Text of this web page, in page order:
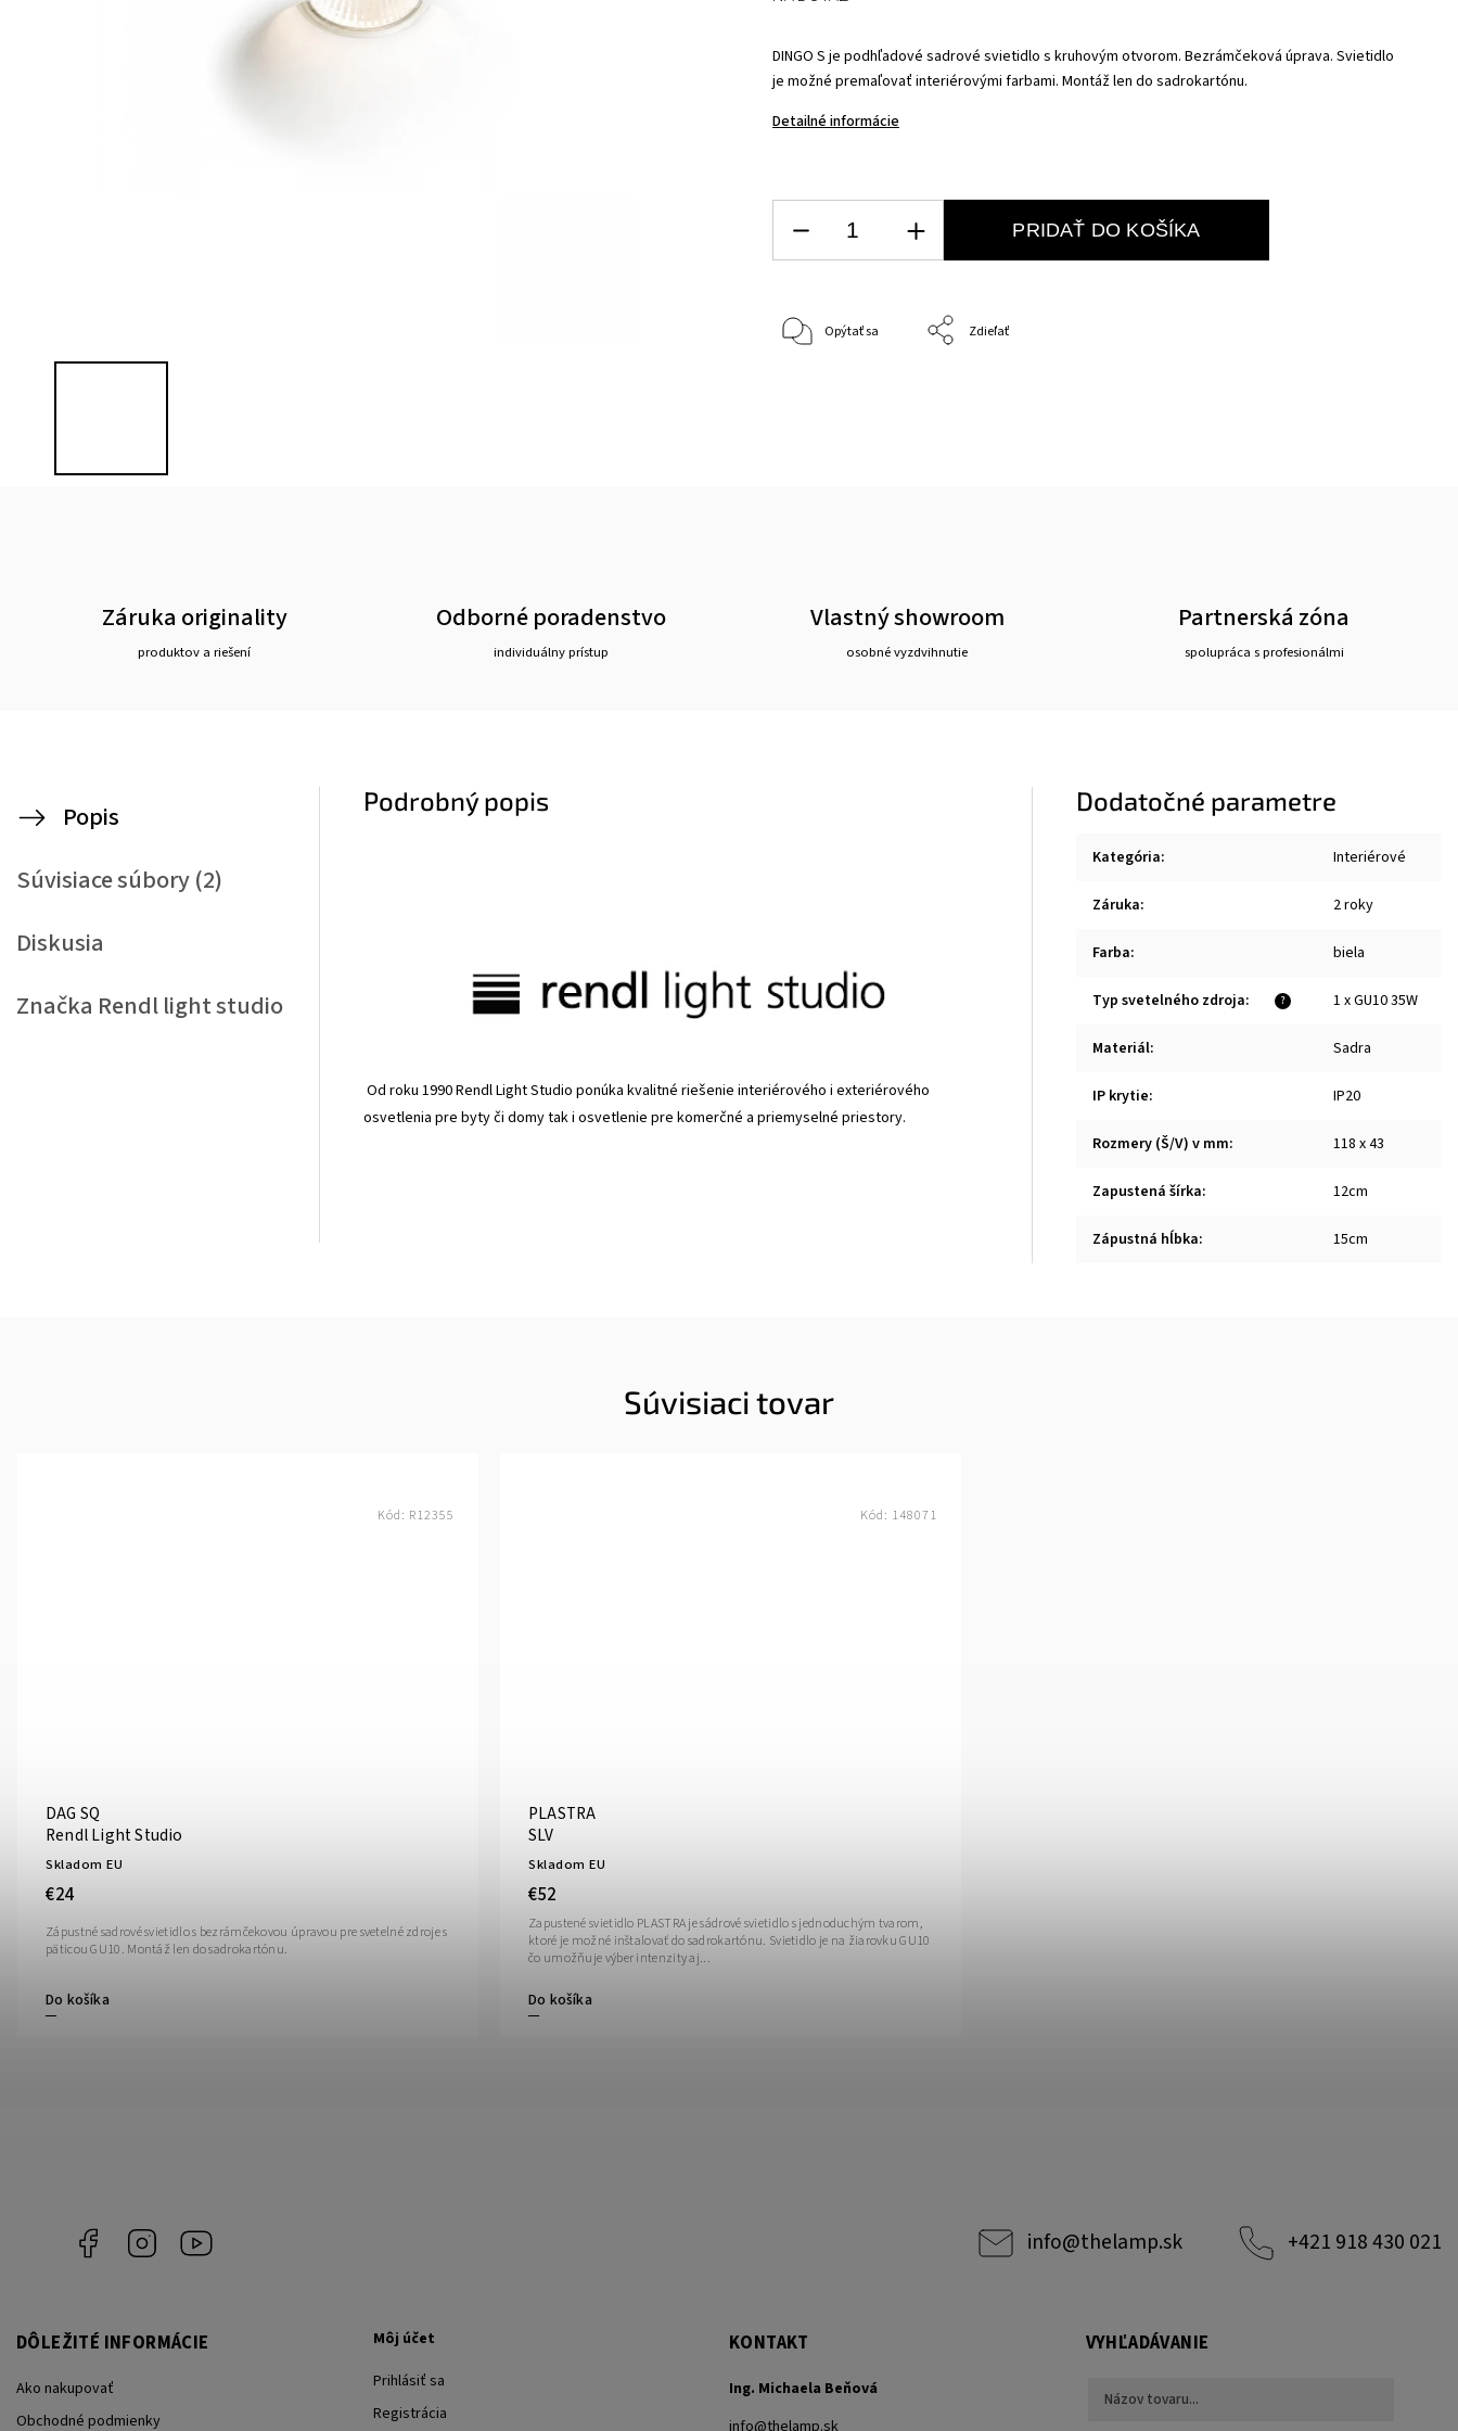
DINGO S je podhľadové sadrové svietidlo s kruhovým otvorom. Bezrámčeková úprava. Svietidlo
je možné premaľovať interiérovými farbami. Montáž len do sadrokartónu.
Detailné informácie
PRIDAŤ DO KOŠÍKA
Opýtať sa Zdieľať
Záruka originality
produktov a riešení
Odborné poradenstvo
individuálny prístup
Vlastný showroom
osobné vyzdvihnutie
Partnerská zóna
spolupráca s profesionálmi
Popis
Súvisiace súbory (2)
Diskusia
Značka Rendl light studio
Podrobný popis
Od roku 1990 Rendl Light Studio ponúka kvalitné riešenie interiérového i exteriérového
osvetlenia pre byty či domy tak i osvetlenie pre komerčné a priemyselné priestory.
Dodatočné parametre
Kategória: Interiérové
Záruka: 2 roky
Farba: biela
?
Typ svetelného zdroja: 1 x GU10 35W
Materiál: Sadra
IP krytie: IP20
Rozmery (Š/V) v mm: 118 x 43
Zapustená šírka: 12cm
Zápustná hĺbka: 15cm
Súvisiaci tovar
DAG SQ
Rendl Light Studio
Skladom EU
€24
Do košíka
Zápustné sadrové svietidlo s bezrámčekovou úpravou pre svetelné zdroje s
päticou GU10. Montáž len do sadrokartónu.
Kód: R12355
PLASTRA
SLV
Skladom EU
€52
Do košíka
Zapustené svietidlo PLASTRA je sádrové svietidlo s jednoduchým tvarom,
ktoré je možné inštalovať do sadrokartónu. Svietidlo je na žiarovku GU10
čo umožňuje výber intenzity aj...
Kód: 148071
Facebook Instagram info@thelamp.sk +421 918 430 021
DÔLEŽITÉ INFORMÁCIE
Ako nakupovať
Obchodné podmienky
Môj účet
Prihlásiť sa
Registrácia
KONTAKT
Ing. Michaela Beňová
info@thelamp.sk
VYHĽADÁVANIE